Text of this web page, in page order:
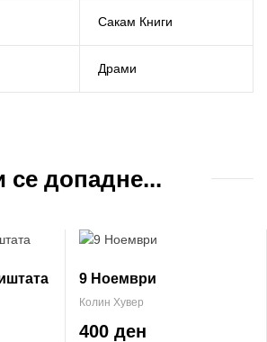
Сакам Книги
Драми
се допадне...
9 Ноември
Колин Хувер
400 ден